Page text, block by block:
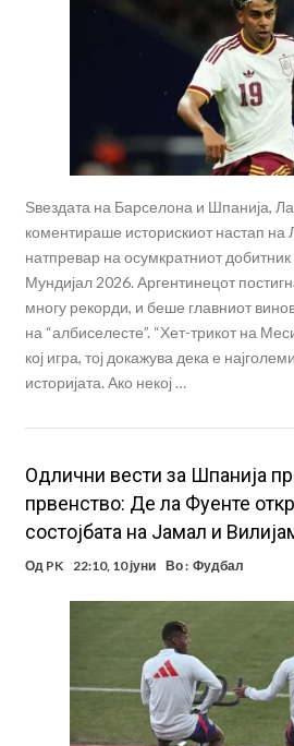
Ѕвездата на Барселона и Шпанија,
коментираше историскиот настап
натпревар на осумкратниот добитник
Мундијал 2026. Аргентинецот
многу рекорди, и беше главниот
на “албиселесте”. “Хет-трикот на
кој игра, тој докажува дека е
историјата. Ако некој …
Одлични вести за Шпанија
првенство: Де ла Фуенте
состојбата на Јамал и
Од PK 22:10, 10 јуни Во : Фудбал